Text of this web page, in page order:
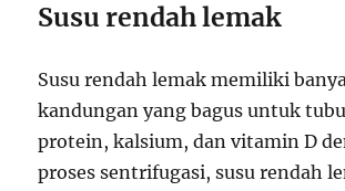
Susu rendah lemak
Susu rendah lemak memiliki
kandungan yang bagus untuk
protein, kalsium, dan vitamin D
proses sentrifugasi, susu rendah